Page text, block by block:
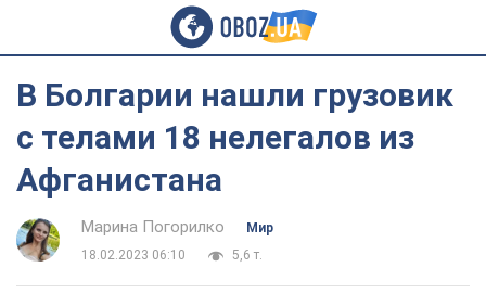
В Болгарии нашли грузовик
с телами 18 нелегалов из
Афганистана
Марина Погорилко
Мир
18.02.2023 06:10
5,6 т.